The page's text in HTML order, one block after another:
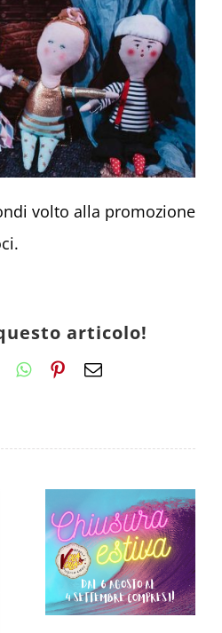
volto alla promozione
articolo!
WhatsApp
Pinterest
Email